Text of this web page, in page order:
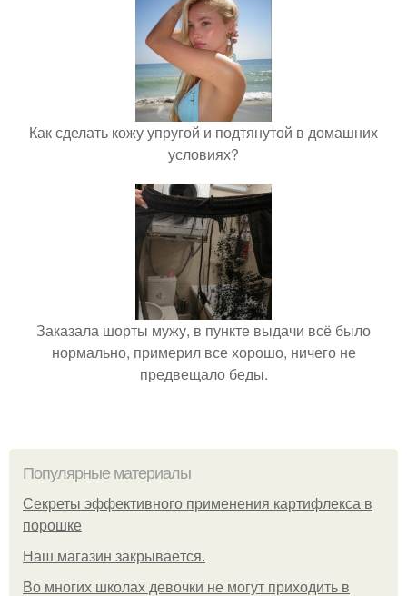
Как сделать кожу упругой и подтянутой в домашних
условиях?
Заказала шорты мужу, в пункте выдачи всё было
нормально, примерил все хорошо, ничего не
предвещало беды.
Популярные материалы
Секреты эффективного применения картифлекса в
порошке
Нaш магaзин зaкрывaeтся.
Во многих школах девочки не могут приходить в